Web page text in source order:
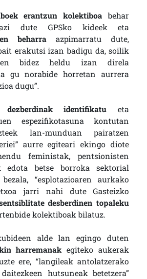
erantzun kolektiboa behar
dute GPSko kideek eta
beharraazpimarratu dute,
erakutsi izan badigu da, soilik
bidez heldu izan direla
gu norabide horretan aurrera
dugu”.
dezberdinak identifikatu eta
espezifikotasuna kontutan
lan-munduan pairatzen
aurre egiteari ekingo diote
feministak, pentsionisten
edota betse borroka sektorial
“esplotazioaren aurkako
jarri nahi dute Gasteizko
desberdinen topaleku
kolektiboak bilatuz.
alde lan egingo duten
harremanak egiteko aukerak
ere, “langileak antolatzerako
hutsuneak betetzera”